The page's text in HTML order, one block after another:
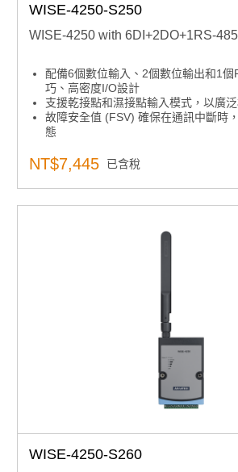
WISE-4250-S250
WISE-4250 with 6DI+2DO+1RS-485
配備6個數位輸入、2個數位輸出和1
巧、高密度I/O設計
支援乾接點和濕接點輸入模式，以廣
故障安全值 (FSV) 確保在通訊中斷時
態
的無線連接
確保使用WPA3/TLS 1.3加密和X.509
數據傳輸
本地儲存超過10,000個數據點，具備
提供全面的協議支援，包括MQTT、
NT$7,445 已含稅
WISE-4250-S260